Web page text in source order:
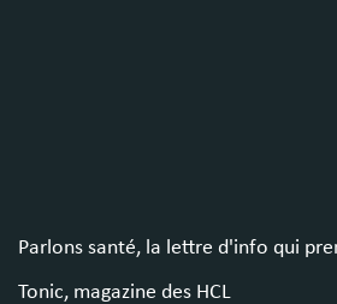
Parlons santé, la lettre d'info qui
Tonic, magazine des HCL